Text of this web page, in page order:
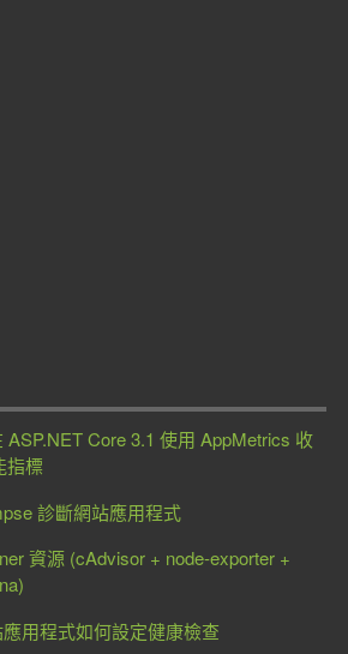
Core 3.1 使用 AppMetrics 收
指標
診斷網站應用程式
資源 (cAdvisor + node-exporter +
用程式如何設定健康檢查